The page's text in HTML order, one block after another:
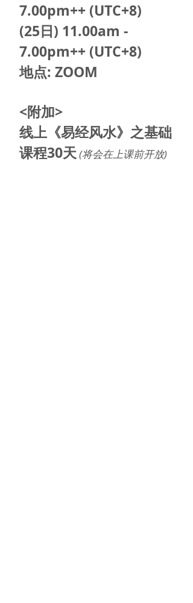
7.00pm++ (UTC+8)
(25日) 11.00am -
7.00pm++ (UTC+8)
地点: ZOOM
<附加>
线上《易经风水》之基础
课程30天(将会在上课前开放)